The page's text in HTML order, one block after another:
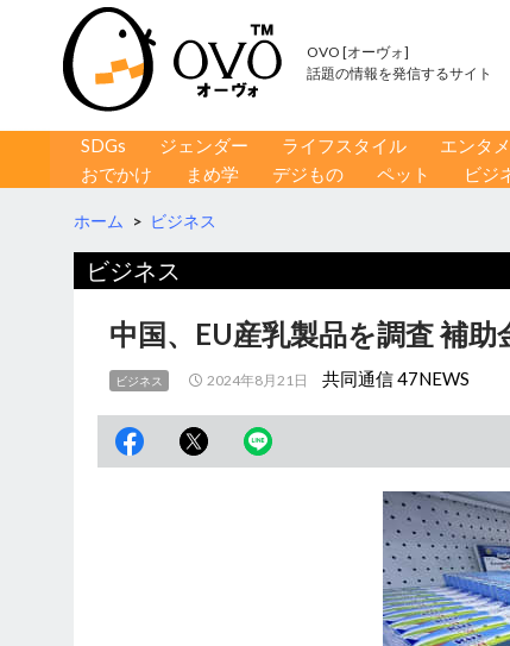
OVO [オーヴォ]
話題の情報を発信するサイト
コンテンツへ移動
SDGs ジェンダー ライフスタイル エンタメ
おでかけ
まめ学 デジもの ペット ビジ
ホーム > ビジネス
ビジネス
中国、EU産乳製品を調査 補
ビジネス 2024年8月21日 共同通信 47NEWS